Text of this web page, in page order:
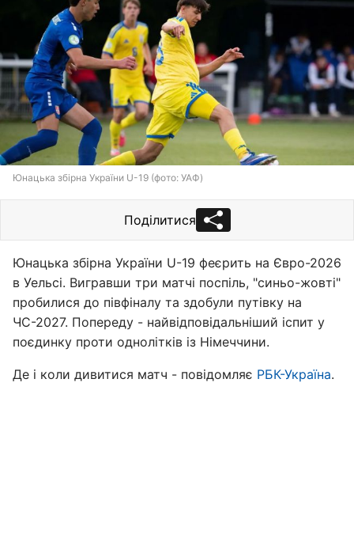
Юнацька збірна України U-19 (фото: УАФ)
Поділитися
Юнацька збірна України U-19 феєрить на Євро-2026
в Уельсі. Вигравши три матчі поспіль, "синьо-жовті"
пробилися до півфіналу та здобули путівку на
ЧС-2027. Попереду - найвідповідальніший іспит у
поєдинку проти однолітків із Німеччини.
Де і коли дивитися матч - повідомляє РБК-Україна.